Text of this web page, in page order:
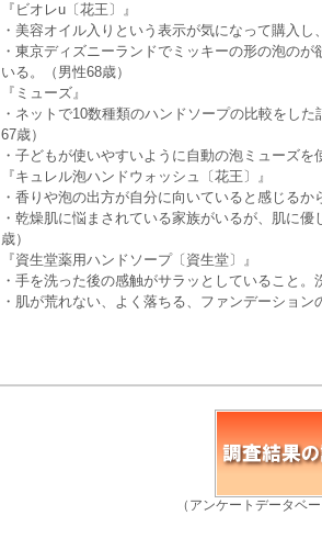
『ビオレu〔花王〕』
・美容オイル入りという表示が気になって購入
・東京ディズニーランドでミッキーの形の泡の
いる。（男性68歳）
『ミューズ』
・ネットで10数種類のハンドソープの比較をし
67歳）
・子どもが使いやすいように自動の泡ミューズ
『キュレル泡ハンドウォッシュ〔花王〕』
・香りや泡の出方が自分に向いていると感じるか
・乾燥肌に悩まされている家族がいるが、肌に
歳）
『資生堂薬用ハンドソープ〔資生堂〕』
・手を洗った後の感触がサラッとしていること
・肌が荒れない、よく落ちる、ファンデーショ
（アンケートデータベ